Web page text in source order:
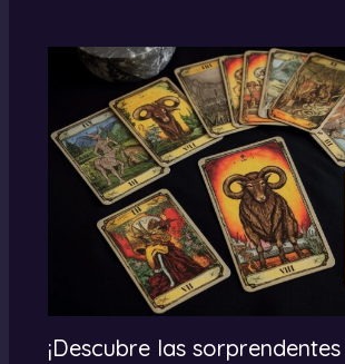
¡Descubre las sorprendentes